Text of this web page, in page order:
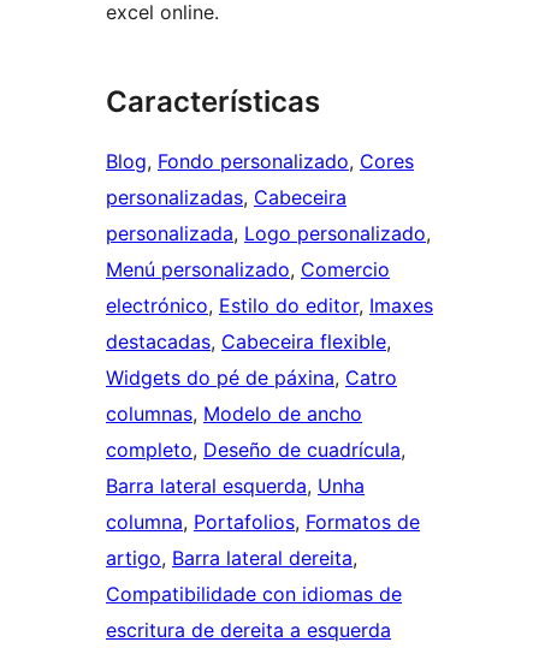
excel online.
Características
Blog, Fondo personalizado, Cores
personalizadas, Cabeceira
personalizada, Logo personalizado
Menú personalizado, Comercio
electrónico, Estilo do editor, Imaxes
destacadas, Cabeceira flexible
Widgets do pé de páxina, Catro
columnas, Modelo de ancho
completo, Deseño de cuadrícula
Barra lateral esquerda, Unha
columna, Portafolios, Formatos de
artigo, Barra lateral dereita
Compatibilidade con idiomas de
escritura de dereita a esquerda